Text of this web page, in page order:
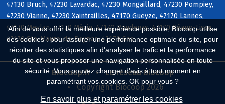
Afin de vous offrir la meilleure expérience possible, Biocoop utilise
des cookies : pour assurer une performance optimale du site, pour
récolter des statistiques afin d'analyser le trafic et la performance
du site et vous proposer une navigation personnalisée en toute
sécurité. Vous pouvez changer d'avis à tout moment en
paramétrant vos cookies. OK pour vous ?
En savoir plus et paramétrer les cookies
47130 Bruch, 47230 Lavardac, 47230 Mongaillard, 47230 Pompiey,
47230 Vianne, 47230 Xaintrailles, 47170 Gueyze, 47170 Lannes,
47170 Meylan, 47170 Mézin, 47170 Poudenas, 47170 Réaup-Lisse,
47170 Ste-Maure-de-Peyriac, 47170 Sos
Biocoop.fr
Le réseau Biocoop
Copyright Biocoop 2026